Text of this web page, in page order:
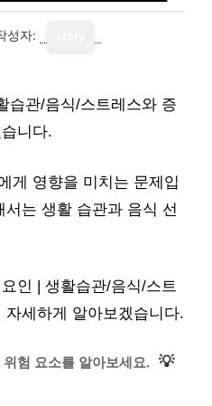
성자:
습관/음식/스트레스와 증
니다.
게 영향을 미치는 문제입
는 생활 습관과 음식 선
인 | 생활습관/음식/스트
세하게 알아보겠습니다.
험 요소를 알아보세요. 💡